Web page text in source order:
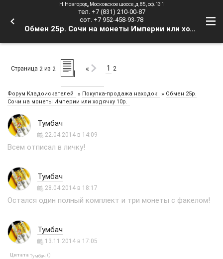
Н.Новгород, Московское шоссе, д.85, оф.131
тел. +7 (831) 210-00-87
сот. +7 952-458-93-78
Обмен 25р. Сочи на монеты Империи или ходячку 10р. - Страница 2 - Форум Кладоискателей
Страница 2 из 2 « 1 2
Форум Кладоискателей » Покупка-продажа находок » Обмен 25р.
Сочи на монеты Империи или ходячку 10р.
Тумбач
22.04.2014 в 14:09
Всем отписал в личку!
Тумбач
28.04.2014 в 18:17
Остался один полный комплект и три монеты с факелом!
Тумбач
13.11.2014 в 17:05
Цитата Тумбач ()